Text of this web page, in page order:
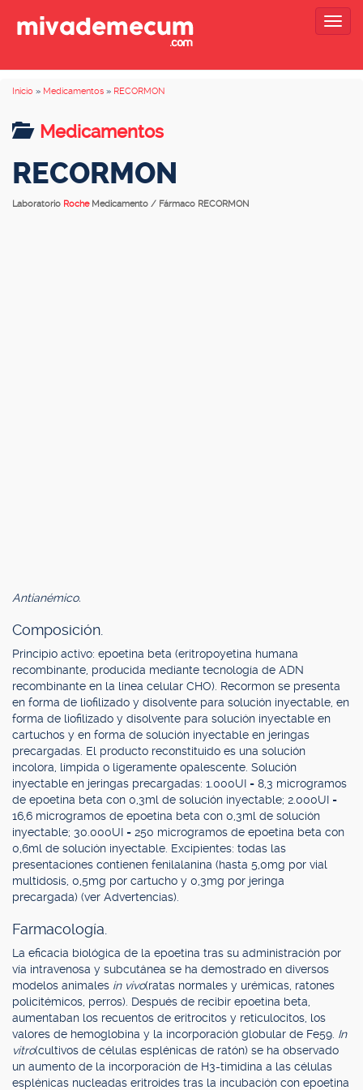
Inicio » Medicamentos » RECORMON
Medicamentos
RECORMON
Laboratorio Roche Medicamento / Fármaco RECORMON
Antianémico.
Composición.
Principio activo: epoetina beta (eritropoyetina humana
recombinante, producida mediante tecnología de ADN
recombinante en la línea celular CHO). Recormon se presenta
en forma de liofilizado y disolvente para solución inyectable, en
forma de liofilizado y disolvente para solución inyectable en
cartuchos y en forma de solución inyectable en jeringas
precargadas. El producto reconstituido es una solución
incolora, límpida o ligeramente opalescente. Solución
inyectable en jeringas precargadas: 1.000UI = 8,3 microgramos
de epoetina beta con 0,3ml de solución inyectable; 2.000UI =
16,6 microgramos de epoetina beta con 0,3ml de solución
inyectable; 30.000UI = 250 microgramos de epoetina beta con
0,6ml de solución inyectable. Excipientes: todas las
presentaciones contienen fenilalanina (hasta 5,0mg por vial
multidosis, 0,5mg por cartucho y 0,3mg por jeringa
precargada) (ver Advertencias).
Farmacología.
La eficacia biológica de la epoetina tras su administración por
vía intravenosa y subcutánea se ha demostrado en diversos
modelos animales in vivo(ratas normales y urémicas, ratones
policitémicos, perros). Después de recibir epoetina beta,
aumentaban los recuentos de eritrocitos y reticulocitos, los
valores de hemoglobina y la incorporación globular de Fe59. In
vitro(cultivos de células esplénicas de ratón) se ha observado
un aumento de la incorporación de H3-timidina a las células
esplénicas nucleadas eritroides tras la incubación con epoetina